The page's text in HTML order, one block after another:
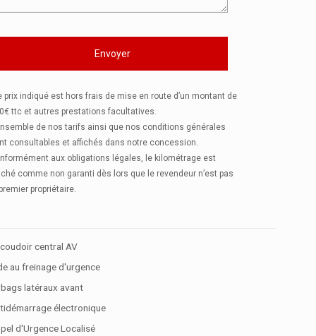
prix indiqué est hors frais de mise en route d’un montant de
ttc et autres prestations facultatives.
de nos tarifs ainsi que nos conditions générales
consultables et affichés dans notre concession.
aux obligations légales, le kilométrage est
comme non garanti dès lors que le revendeur n’est pas
propriétaire.
central AV
au freinage d'urgence
latéraux avant
électronique
d'Urgence Localisé